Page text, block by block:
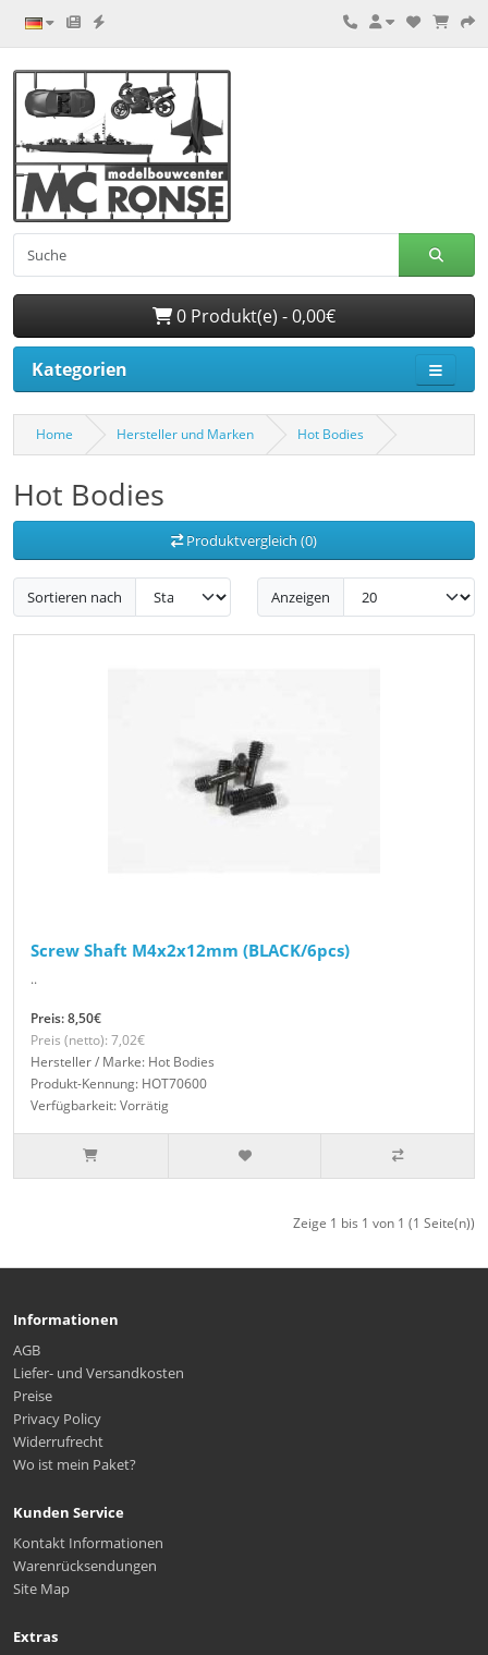
0 Produkt(e) - 0,00€
Kategorien
Home Hersteller und Marken Hot Bodies
Hot Bodies
Produktvergleich (0)
Sortieren nach Anzeigen
Screw Shaft M4x2x12mm (BLACK/6pcs)
..
Preis: 8,50€
Preis (netto): 7,02€
Hersteller / Marke: Hot Bodies
Produkt-Kennung: HOT70600
Verfügbarkeit: Vorrätig
Zeige 1 bis 1 von 1 (1 Seite(n))
Informationen
AGB
Liefer- und Versandkosten
Preise
Privacy Policy
Widerrufrecht
Wo ist mein Paket?
Kunden Service
Kontakt Informationen
Warenrücksendungen
Site Map
Extras